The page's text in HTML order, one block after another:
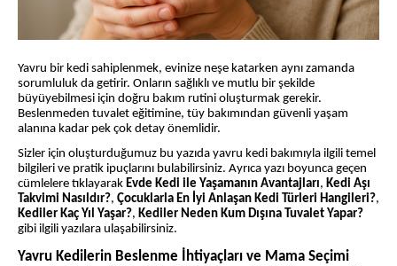
Yavru bir kedi sahiplenmek, evinize neşe katarken aynı zamanda
sorumluluk da getirir. Onların sağlıklı ve mutlu bir şekilde
büyüyebilmesi için doğru bakım rutini oluşturmak gerekir.
Beslenmeden tuvalet eğitimine, tüy bakımından güvenli yaşam
alanına kadar pek çok detay önemlidir.
Sizler için oluşturduğumuz bu yazıda yavru kedi bakımıyla ilgili temel
bilgileri ve pratik ipuçlarını bulabilirsiniz. Ayrıca yazı boyunca geçen
cümlelere tıklayarak Evde Kedi ile Yaşamanın Avantajları, Kedi Aşı
Takvimi Nasıldır?, Çocuklarla En İyi Anlaşan Kedi Türleri Hangileri?,
Kediler Kaç Yıl Yaşar?, Kediler Neden Kum Dışına Tuvalet Yapar?
gibi ilgili yazılara ulaşabilirsiniz.
Yavru Kedilerin Beslenme İhtiyaçları ve Mama Seçimi